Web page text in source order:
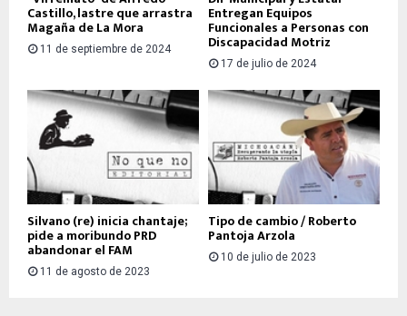
Castillo, lastre que arrastra
Magaña de La Mora
11 de septiembre de 2024
Entregan Equipos
Funcionales a Personas con
Discapacidad Motriz
17 de julio de 2024
Silvano (re) inicia chantaje;
pide a moribundo PRD
abandonar el FAM
11 de agosto de 2023
Tipo de cambio / Roberto
Pantoja Arzola
10 de julio de 2023